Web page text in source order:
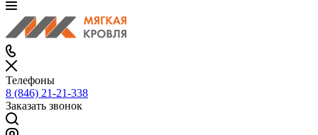
Телефоны
8 (846) 21-21-338
Заказать звонок